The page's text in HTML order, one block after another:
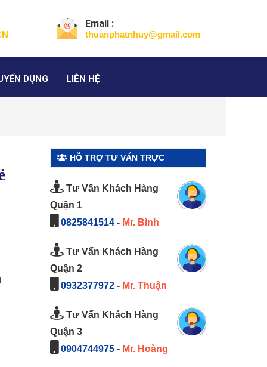
Email :
thuanphatnhuy@gmail.com
DỤNG LIÊN HỆ
HỖ TRỢ TƯ VẤN TRỰC
Tư Vấn Khách Hàng
Quận 1
0825841514- Mr. Bình
Tư Vấn Khách Hàng
Quận 2
0932377972- Mr. Thuận
Tư Vấn Khách Hàng
Quận 3
0904744975- Mr. Hoàng